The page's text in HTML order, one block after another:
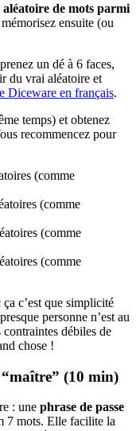
aléatoire de mots parmi
ensuite (ou
un dé à 6 faces,
du vrai aléatoire et
Diceware en français.
temps) et obtenez
recommencez pour
(comme
(comme
(comme
(comme
c’est que simplicité
personne n’est au
débiles de
chose !
“maître” (10 min)
: une phrase de passe
7 mots. Elle facilite la